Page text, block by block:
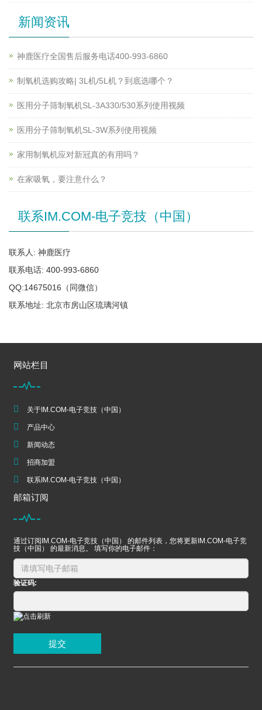
新闻资讯
神鹿医疗全国售后服务电话400-993-6860
制氧机选购攻略| 3L机/5L机？到底选哪个？
医用分子筛制氧机SL-3A330/530系列使用视频
医用分子筛制氧机SL-3W系列使用视频
家用制氧机应对新冠真的有用吗？
在家吸氧，要注意什么？
联系IM.COM-电子竞技（中国）
联系人: 神鹿医疗
联系电话: 400-993-6860
QQ:14675016（同微信）
联系地址: 北京市房山区琉璃河镇
网站栏目
关于IM.COM-电子竞技（中国）
产品中心
新闻动态
招商加盟
联系IM.COM-电子竞技（中国）
邮箱订阅
通过订阅IM.COM-电子竞技（中国） 的邮件列表，您将更新IM.COM-电子竞
技（中国） 的最新消息。 填写你的电子邮件：
验证码:
提交